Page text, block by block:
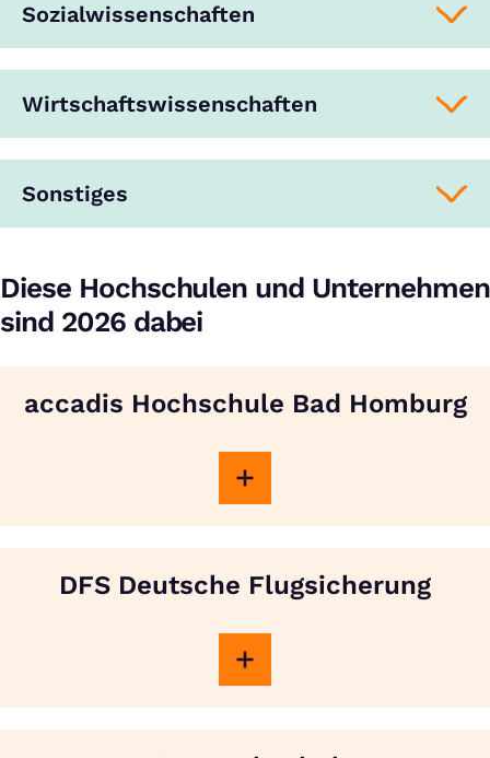
Sozialwissenschaften
Wirtschaftswissenschaften
Sonstiges
Diese Hochschulen und Unternehmen
sind 2026 dabei
accadis Hochschule Bad Homburg
DFS Deutsche Flugsicherung